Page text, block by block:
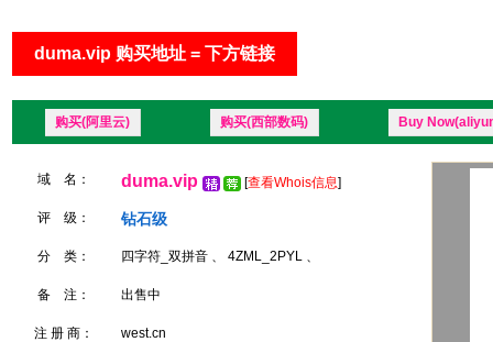
duma.vip 购买地址 = 下方链接
购买(阿里云) 购买(西部数码) Buy
域 名： duma.vip [查看Whois信息]
评 级： 钻石级
分 类： 四字符_双拼音 、 4ZML_2PYL 、
备 注： 出售中
注 册 商： west.cn